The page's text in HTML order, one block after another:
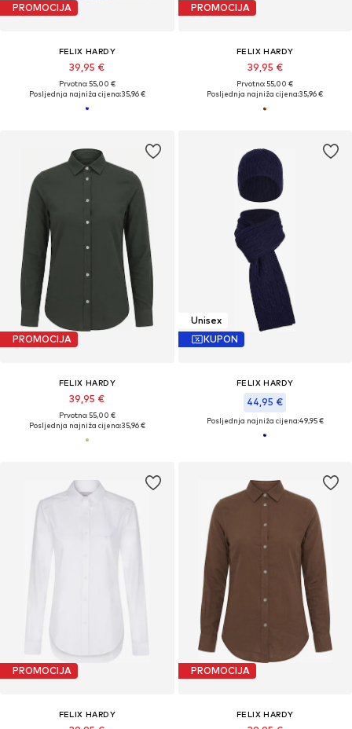
PROMOCIJA
FELIX HARDY
39,95 €
Prvotno: 55,00 €
Posljednja najniža cijena:35,96 €
PROMOCIJA
FELIX HARDY
39,95 €
Prvotno: 55,00 €
Posljednja najniža cijena:35,96 €
PROMOCIJA
FELIX HARDY
39,95 €
Prvotno: 55,00 €
Posljednja najniža cijena:35,96 €
Unisex
KUPON
FELIX HARDY
44,95 €
Posljednja najniža cijena:49,95 €
PROMOCIJA
FELIX HARDY
PROMOCIJA
FELIX HARDY